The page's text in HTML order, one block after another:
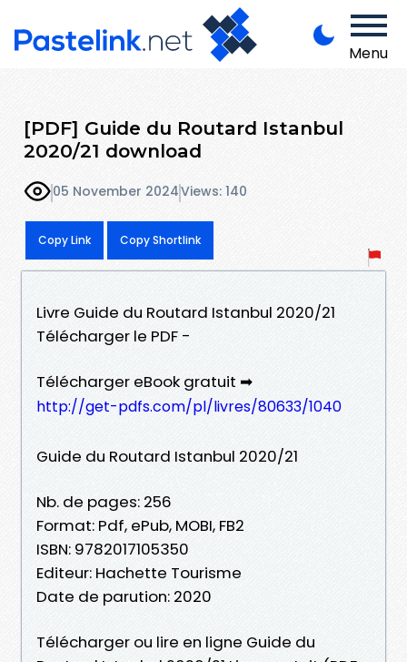
Menu
[PDF] Guide du Routard Istanbul
2020/21 download
05 November 2024Views: 140
Copy Link Copy Shortlink
Livre Guide du Routard Istanbul 2020/21
Télécharger le PDF -
Télécharger eBook gratuit ➡
http://get-pdfs.com/pl/livres/80633/1040
Guide du Routard Istanbul 2020/21
Nb. de pages: 256
Format: Pdf, ePub, MOBI, FB2
ISBN: 9782017105350
Editeur: Hachette Tourisme
Date de parution: 2020
Télécharger ou lire en ligne Guide du